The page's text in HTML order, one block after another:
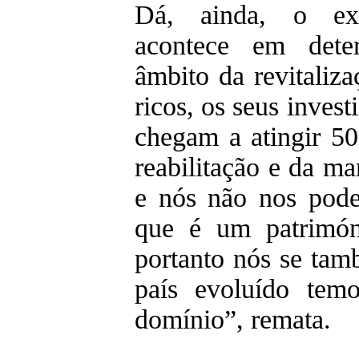
Dá, ainda, o
acontece em
âmbito da
ricos, os seus
chegam a atingir
reabilitação e da
e nós não nos
que é um
portanto nós se
país evoluído
domínio”, remata.